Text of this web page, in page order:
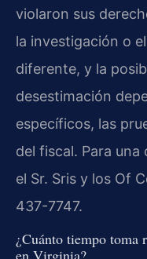
violaron sus
la investigación o
diferente, y la
desestimación
específicos, las
del fiscal. Para
el Sr. Sris y los Of
437-7747.
¿Cuánto tiempo toma
en Virginia?